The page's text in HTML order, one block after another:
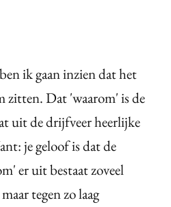
ben ik gaan inzien dat het
zitten. Dat 'waarom' is de
uit de drijfveer heerlijke
je geloof is dat de
er uit bestaat zoveel
tegen zo laag